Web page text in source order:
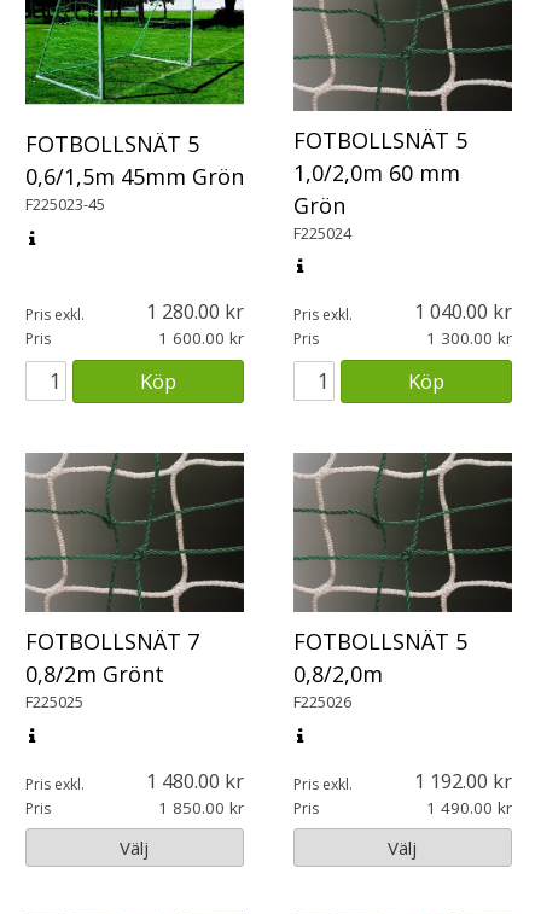
FOTBOLLSNÄT 5
0,6/1,5m 45mm Grön
F225023-45
Pris exkl. 1 280.00
Pris 1 600.00
Köp
FOTBOLLSNÄT 5
1,0/2,0m 60 mm
Grön
F225024
Pris exkl. 1 040.00
Pris 1 300.00
Köp
FOTBOLLSNÄT 7
0,8/2m Grönt
F225025
Pris exkl. 1 480.00
Pris 1 850.00
Välj
FOTBOLLSNÄT 5
0,8/2,0m
F225026
Pris exkl. 1 192.00
Pris 1 490.00
Välj